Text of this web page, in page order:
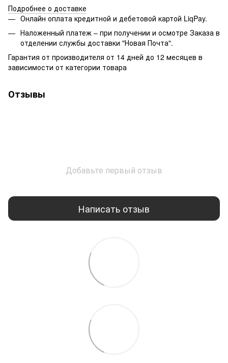
Подробнее о доставке
Онлайн оплата кредитной и дебетовой картой LiqPay.
Наложенный платеж – при получении и осмотре Заказа в
отделении службы доставки "Новая Почта".
Гарантия от производителя от 14 дней до 12 месяцев в
зависимости от категории товара
Отзывы
Добавьте первый отзыв
Написать отзыв